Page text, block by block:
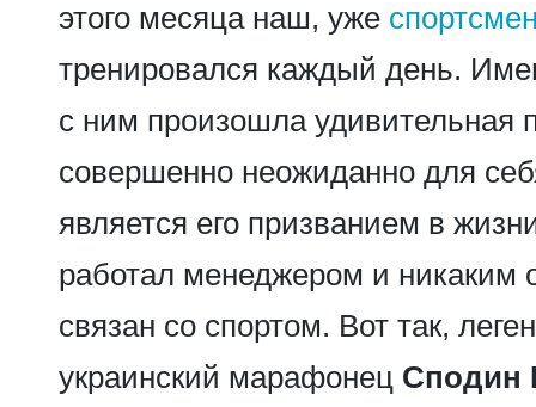
этого месяца наш, уже
тренировался каждый день.
с ним произошла удивительная
совершенно неожиданно для
является его призванием в
работал менеджером и никаким
связан со спортом. Вот так,
украинский марафонец Сподин